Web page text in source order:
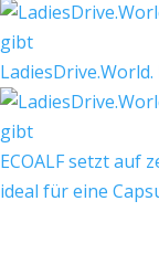
ECOALF setzt auf
ideal für eine